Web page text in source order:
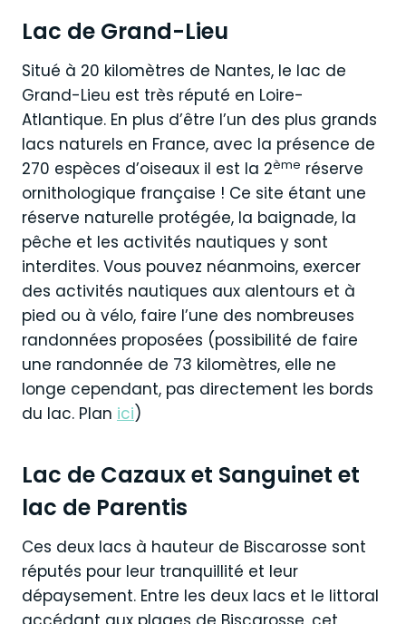
Lac de Grand-Lieu
Situé à 20 kilomètres de Nantes, le lac de
Grand-Lieu est très réputé en Loire-
Atlantique. En plus d’être l’un des plus grands
lacs naturels en France, avec la présence de
270 espèces d’oiseaux il est la 2ème réserve
ornithologique française ! Ce site étant une
réserve naturelle protégée, la baignade, la
pêche et les activités nautiques y sont
interdites. Vous pouvez néanmoins, exercer
des activités nautiques aux alentours et à
pied ou à vélo, faire l’une des nombreuses
randonnées proposées (possibilité de faire
une randonnée de 73 kilomètres, elle ne
longe cependant, pas directement les bords
du lac. Plan ici)
Lac de Cazaux et Sanguinet et
lac de Parentis
Ces deux lacs à hauteur de Biscarosse sont
réputés pour leur tranquillité et leur
dépaysement. Entre les deux lacs et le littoral